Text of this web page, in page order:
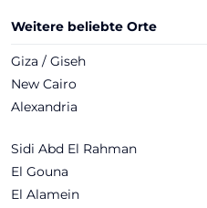
Weitere beliebte Orte
Giza / Giseh
New Cairo
Alexandria
Sidi Abd El Rahman
El Gouna
El Alamein